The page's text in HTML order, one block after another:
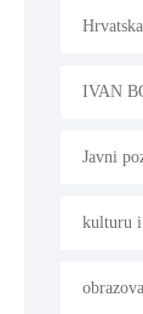
IVAN
Javni
kulturu